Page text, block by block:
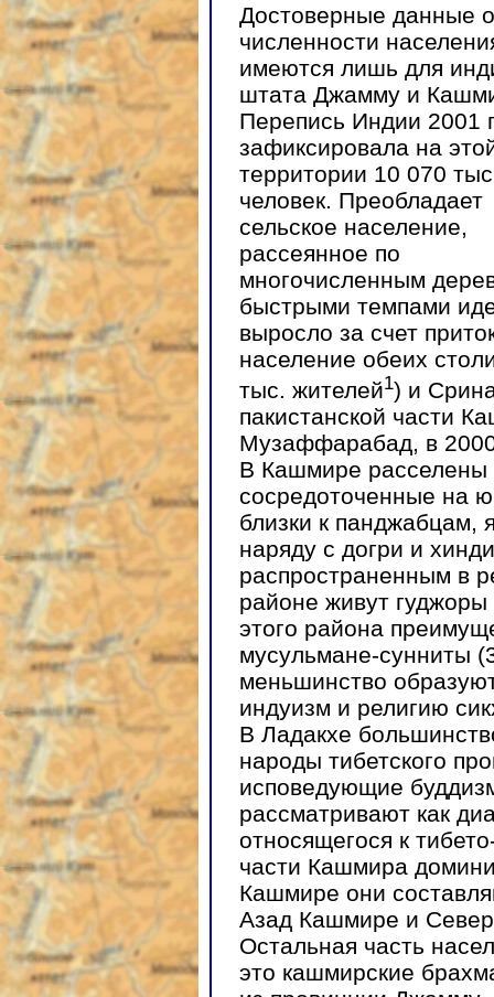
Достоверные данные о
численности
имеются лишь для
штата Джамму и
Перепись Индии 2001
зафиксировала на
территории 10 070
человек. Преобладает
сельское население,
рассеянное по
многочисленным
быстрыми темпами
выросло за счет
население обеих
тыс. жителей1) и
пакистанской части
Музаффарабад, в
В Кашмире расселены
сосредоточенные на
близки к
наряду с догри и
распространенным в
районе живут
этого района
мусульмане-сунниты
меньшинство
индуизм и религию
В Ладакхе
народы тибетского
исповедующие
рассматривают как
относящегося к
части Кашмира
Кашмире они
Азад Кашмире и
Остальная часть
это кашмирские